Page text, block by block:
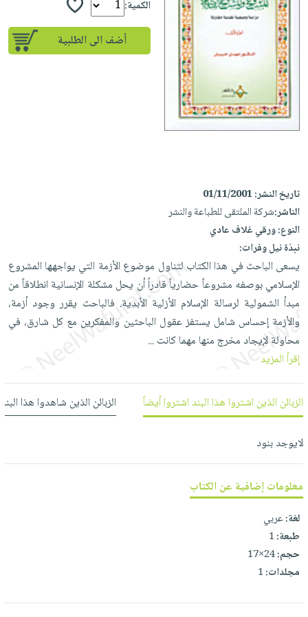
إختياراتنا
أكاديمية
صندوق
القراءة
English
books
iKitab
بلا
حدود
يتكرر
طرحها
Android
تحميل
iKitab
على
Apple
أسئلة
يتكرر
طرحها
masmu3
على
Android
Apple
المواضيع
مبيعاً
تعليمية
صندوق
تعليمية
الصحة
والعناية
الشخصية
جديد
الشخصية
العناية
وتصفيف
الشعر
العناية
بالجسم
العناية
بالأسنان
الحمية
جديد
الكل
أواني
الطهي
أدوات
الخبز
أدوات
المائدة
الأوعية
والتخزين
أدوات
متجر
الهدايا
أقسام
الأكثر
مبيعاً
العودة
اكسسوارات
كتب
اكسسوارات
ملابس
مطرزات
حقائب
حلي
بالذات
شحن
مجاني
بنود
مختارة
اشتراكات
كل
iKitab
بلا
حدود
بحث
متقدم
نيل
وفرات
عن
الشركة
الشركة
حسابك
الأمنيات
الكمية:
أضف الى الطلبية
تاريخ النشر:01/11/2001
الناشر:شركة الملتقى للطباعة والنشر
النوع:ورقي غلاف عادي
نبذة نيل وفرات:
يسعى الباحث في هذا الكتاب لتناول موضوع الأزمة التي يواجهها المشروع
الإسلامي بوصفه مشروعاً حضارياً قادراً أن يحل مشكلة الإنسانية انطلاقاً من
مبدأ الشمولية لرسالة الإسلام الأزلية الأبدية. فالباحث يقرر وجود أزمة،
والأزمة إحساس شامل يستفز عقول الباحثين والمفكرين مع كل شارق، في
محاولة لإيجاد مخرج منها مهما كانت...
إقرأ المزيد
الزبائن الذين اشتروا هذا البند اشتروا أيضاً الزبائن الذين شاهدوا هذا
لايوجد بنود
معلومات إضافية عن الكتاب
لغة:عربي
طبعة:1
حجم:24×17
مجلدات:1